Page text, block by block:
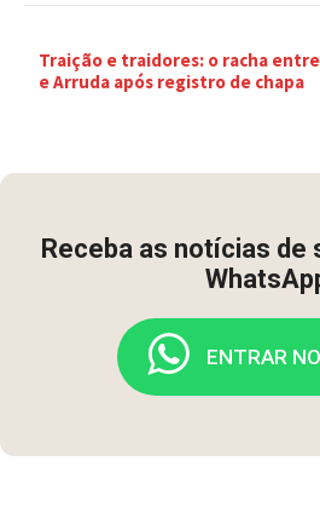
Traição e traidores: o racha
e Arruda após registro de chapa
Receba as notícias de
ENTRAR